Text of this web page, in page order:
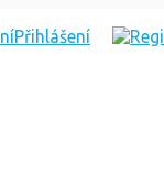
Přihlášení